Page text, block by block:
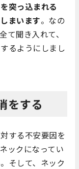
突っ込まれる
まいます。なの
て聞き入れて、
るようにしまし
をする
する不安要因を
ックになってい
そして、ネック